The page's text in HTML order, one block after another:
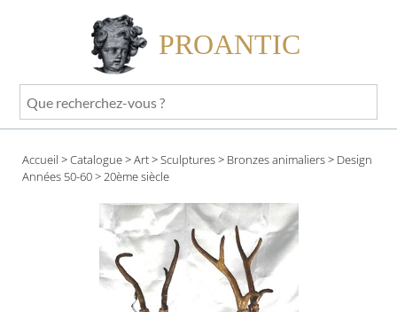
PROANTIC
Que
recherchez-
?
Accueil >Catalogue>Art>Sculptures> Bronzes animaliers> Design
Années 50-60> 20ème siècle